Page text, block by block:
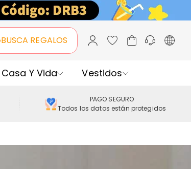
BUSCA REGALOS
Casa Y Vida Vestidos
PAGO SEGURO
Todos los datos están protegidos